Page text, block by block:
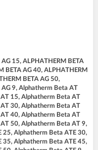
15, ALPHATHERM BETA
BETA AG 40, ALPHATHERM
BETA AG 50,
AG 9, Alphatherm Beta AT
15, Alphatherm Beta AT
30, Alphatherm Beta AT
40, Alphatherm Beta AT
50, Alphatherm Beta AT 9,
25, Alphatherm Beta ATE 30,
35, Alphatherm Beta ATE 45,